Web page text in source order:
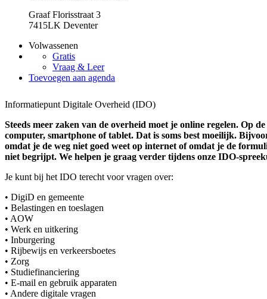
Graaf Florisstraat 3
7415LK Deventer
Volwassenen
Gratis
Vraag & Leer
Toevoegen aan agenda
Informatiepunt Digitale Overheid (IDO)
Steeds meer zaken van de overheid moet je online regelen. Op de
computer, smartphone of tablet. Dat is soms best moeilijk.
omdat je de weg niet goed weet op internet of omdat je de
niet begrijpt. We helpen je graag verder tijdens onze IDO-
Je kunt bij het IDO terecht voor vragen over:
• DigiD en gemeente
• Belastingen en toeslagen
• AOW
• Werk en uitkering
• Inburgering
• Rijbewijs en verkeersboetes
• Zorg
• Studiefinanciering
• E-mail en gebruik apparaten
• Andere digitale vragen